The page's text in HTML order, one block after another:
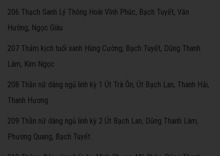
206 Thạch Sanh Lý Thông Hoài Vĩnh Phúc, Bạch Tuyết, Văn
Hường, Ngọc Giàu
207 Thảm kịch tuổi xanh Hùng Cường, Bạch Tuyết, Dũng Thanh
Lâm, Kim Ngọc
208 Thần nữ dâng ngủ linh kỳ 1 Út Trà Ôn, Út Bạch Lan, Thanh Hải,
Thanh Hương
209 Thần nữ dâng ngủ linh kỳ 2 Út Bạch Lan, Dũng Thanh Lâm,
Phương Quang, Bạch Tuyết